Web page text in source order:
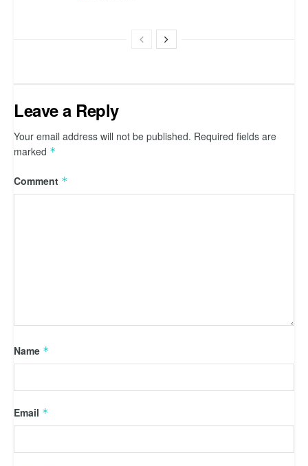
Leave a Reply
Your email address will not be published. Required fields are
marked *
Comment *
Name *
Email *